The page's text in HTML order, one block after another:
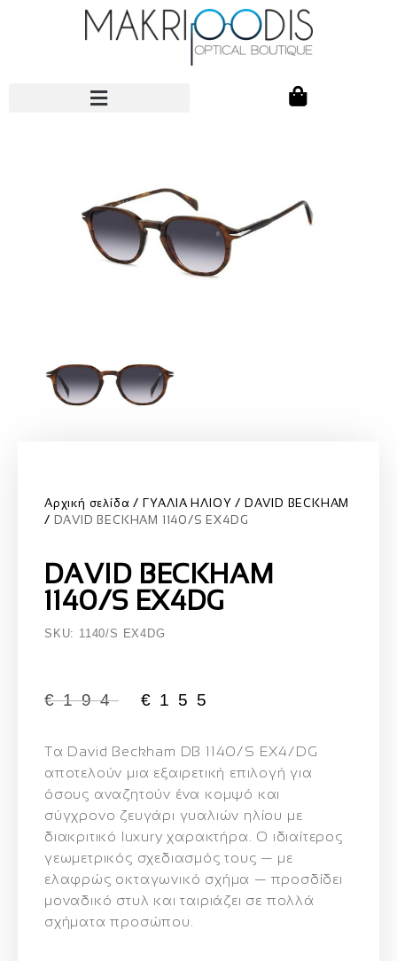
Αρχική σελίδα ΓΥΑΛΙΑ ΗΛΙΟΥ
DAVID BECKHAM
DAVID BECKHAM 1140/S EX4DG
DAVID BECKHAM
1140/S EX4DG
SKU: 1140/S EX4DG
€194 € 155
Τα David Beckham DB 1140/S EX4/DG
αποτελούν μια εξαιρετική επιλογή για
όσους αναζητούν ένα κομψό και
σύγχρονο ζευγάρι γυαλιών ηλίου με
διακριτικό luxury χαρακτήρα. Ο ιδιαίτερος
γεωμετρικός σχεδιασμός τους — με
ελαφρώς οκταγωνικό σχήμα — προσδίδει
μοναδικό στυλ και ταιριάζει σε πολλά
σχήματα προσώπου.